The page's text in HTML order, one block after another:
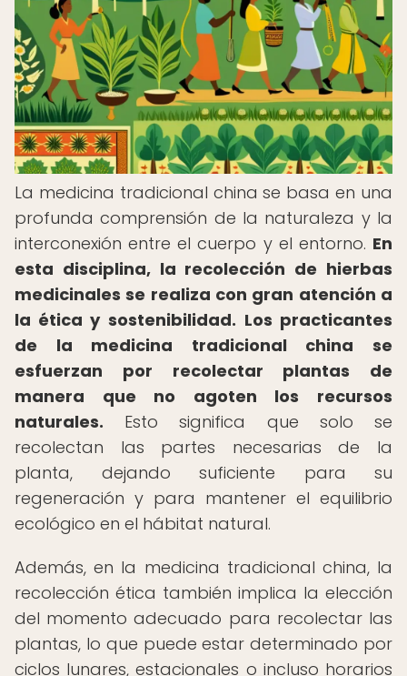
La medicina tradicional china se basa en una
profunda comprensión de la naturaleza y la
interconexión entre el cuerpo y el entorno. En
esta disciplina, la recolección de hierbas
medicinales se realiza con gran atención a
la ética y sostenibilidad. Los practicantes
de la medicina tradicional china se
esfuerzan por recolectar plantas de
manera que no agoten los recursos
naturales. Esto significa que solo se
recolectan las partes necesarias de la
planta, dejando suficiente para su
regeneración y para mantener el equilibrio
ecológico en el hábitat natural.
Además, en la medicina tradicional china, la
recolección ética también implica la elección
del momento adecuado para recolectar las
plantas, lo que puede estar determinado por
ciclos lunares, estacionales o incluso horarios